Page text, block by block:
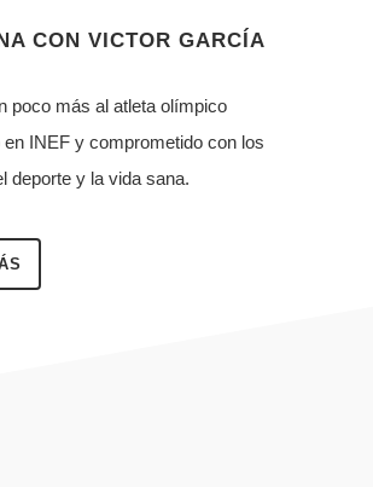
CON VICTOR GARCÍA
poco más al atleta olímpico
en INEF y comprometido con los
deporte y la vida sana.